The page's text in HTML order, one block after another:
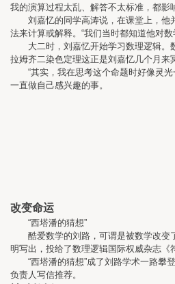
我的演算过程太乱、解答不太标准，都影
刘嘉忆的同学高涛说，在课堂上，他并
法来计算或解释。“我们当时都知道他对
大二时，刘嘉忆开始学习数理逻辑。数
拉姆齐二染色定理这正是刘嘉忆几个月来
“其实，我在思考这个命题时好像灵光
一直做自己感兴趣的事。
改变命运
“西塔潘的猜想”
酷爱数学的刘路，可谓是被数学改变了
明写出，投给了数理逻辑国际权威杂志《
“西塔潘的猜想”成了刘路学术一路攀登
负责人写信推荐。